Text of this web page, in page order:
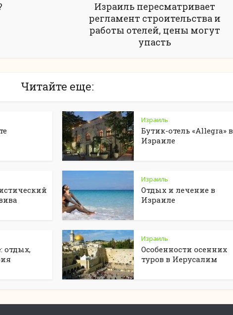
Израиль пересматривает
регламент строительства и
работы отелей, цены могут
упасть
Читайте еще:
Израиль
Бутик-отель «Allegra» в
Израиле
Израиль
Отдых и лечение в
Израиле
отдых,
Израиль
Особенности осенних
туров в Иерусалим